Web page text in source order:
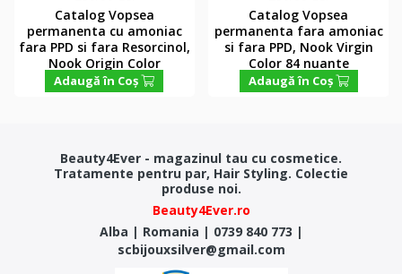
Catalog Vopsea
permanenta cu amoniac
fara PPD si fara Resorcinol,
Nook Origin Color
Adaugă în Coş
Catalog Vopsea
permanenta fara amoniac
si fara PPD, Nook Virgin
Color 84 nuante
Adaugă în Coş
Beauty4Ever - magazinul tau cu cosmetice.
Tratamente pentru par, Hair Styling. Colectie
produse noi.
Beauty4Ever.ro
Alba | Romania | 0739 840 773 |
scbijouxsilver@gmail.com